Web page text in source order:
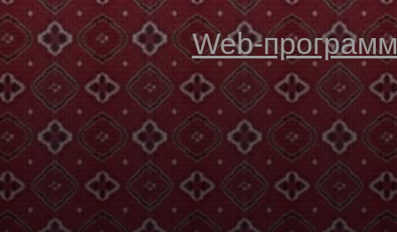
Web-